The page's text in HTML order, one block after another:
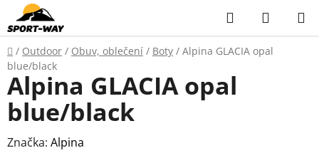
Přejít
na
obsah
Hledat
KOŠÍK
Domů
/ Outdoor / Obuv, oblečení / Boty / Alpina GLACIA opal
blue/black
Alpina GLACIA opal
blue/black
Značka: Alpina